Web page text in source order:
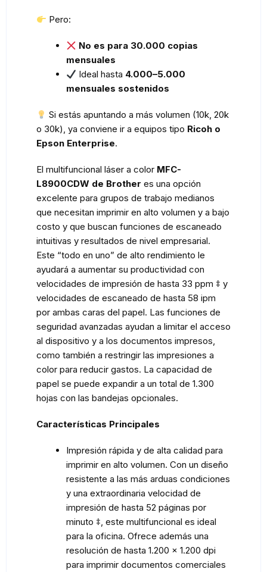
Pero:
No es para 30.000 copias
mensuales
Ideal hasta 4.000–5.000
mensuales sostenidos
Si estás apuntando a más volumen (10k, 20k
o 30k), ya conviene ir a equipos tipo Ricoh o
Epson Enterprise.
El multifuncional láser a color MFC-
L8900CDW de Brother es una opción
excelente para grupos de trabajo medianos
que necesitan imprimir en alto volumen y a bajo
costo y que buscan funciones de escaneado
intuitivas y resultados de nivel empresarial.
Este “todo en uno” de alto rendimiento le
ayudará a aumentar su productividad con
velocidades de impresión de hasta 33 ppm ‡ y
velocidades de escaneado de hasta 58 ipm
por ambas caras del papel. Las funciones de
seguridad avanzadas ayudan a limitar el acceso
al dispositivo y a los documentos impresos,
como también a restringir las impresiones a
color para reducir gastos. La capacidad de
papel se puede expandir a un total de 1.300
hojas con las bandejas opcionales.
Características Principales
Impresión rápida y de alta calidad para
imprimir en alto volumen. Con un diseño
resistente a las más arduas condiciones
y una extraordinaria velocidad de
impresión de hasta 52 páginas por
minuto ‡, este multifuncional es ideal
para la oficina. Ofrece además una
resolución de hasta 1.200 x 1.200 dpi
para imprimir documentos comerciales